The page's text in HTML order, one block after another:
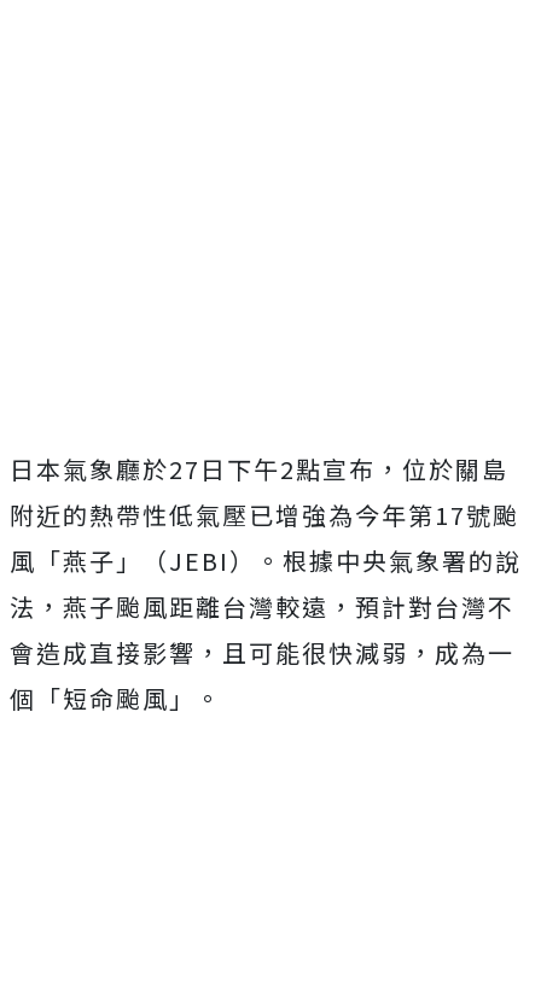
日本氣象廳於27日下午2點宣布，位於關島
附近的熱帶性低氣壓已增強為今年第17號颱
風「燕子」（JEBI）。根據中央氣象署的說
法，燕子颱風距離台灣較遠，預計對台灣不
會造成直接影響，且可能很快減弱，成為一
個「短命颱風」。